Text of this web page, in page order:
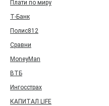
Плати по миру
Т‑Банк
Полис812
Сравни
MoneyMan
ВТБ
Ингосстрах
КАПИТАЛ LIFE